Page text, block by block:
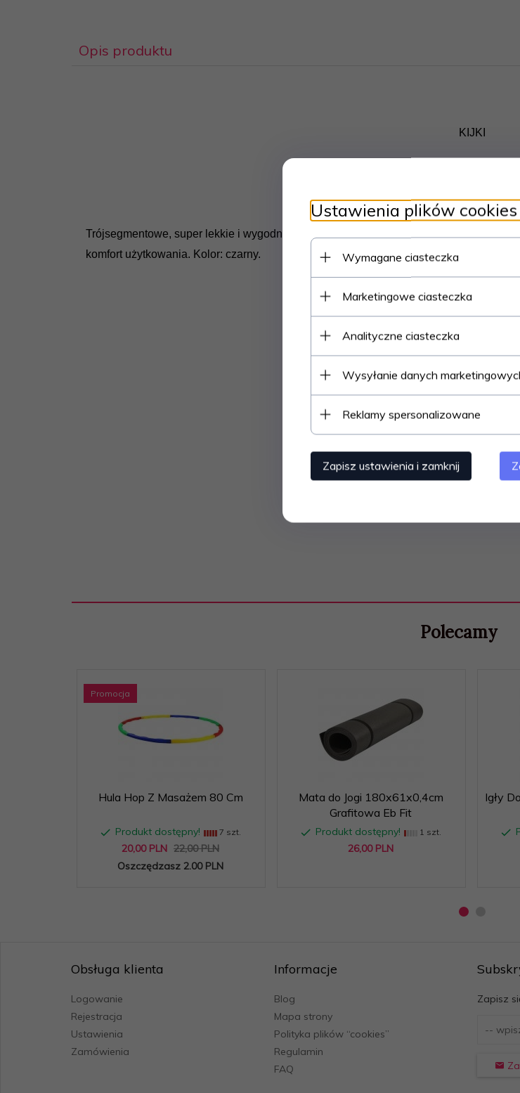
Opis produktu
KIJKI
Trójsegmentowe, super lekkie i wygodne kije wykonane z aluminium, z systemem
komfort użytkowania. Kolor: czarny.
Polecamy
Promocja
Hula Hop Z Masażem 80 Cm
Produkt dostępny! 7 szt.
20,00 PLN 22,00 PLN
Oszczędzasz 2.00 PLN
Mata do Jogi 180x61x0,4cm
Grafitowa Eb Fit
Produkt dostępny! 1 szt.
26,00 PLN
Igły
Obsługa klienta
Logowanie
Rejestracja
Ustawienia
Zamówienia
Informacje
Blog
Mapa strony
Polityka plików “cookies”
Regulamin
FAQ
Zapisz
Ustawienia plików cookies
Wymagane ciasteczka
Marketingowe ciasteczka
Analityczne ciasteczka
Wysyłanie danych
Reklamy spersonalizowane
Zapisz ustawienia i zamknij